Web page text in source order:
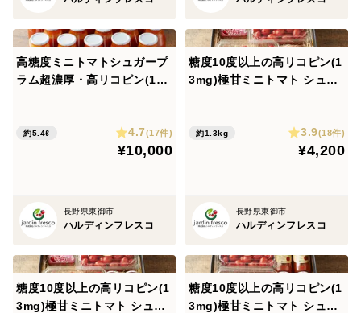
（注）ジュースに加工する際、シュガープラムは糖度が
高過ぎPh値の調整をしなければいけない為、やむなく
酸味料（クエン酸）を使用する場合がございます。
こだわりの「完熟採り」
収穫する「完熟採り」にこだわっています。
最大限に引き出され、濃厚な味わいをお楽しみいただけ
ます。
高糖度ミニトマトシュガープ
ラム超濃厚・高リコピン(18.
0047)
約5.4ℓ 4.7(17件)
¥10,000
長野県東御市
ハルディンフレスコ
糖度10度以上の高リコピン(1
3mg)極甘ミニトマト シュガ
約1.3kg 3.9(18件)
¥4,200
長野県東御市
ハルディンフレスコ
糖度10度以上の高リコピン(1
3mg)極甘ミニトマト シュガ
糖度10度以上の高リコピン(1
3mg)極甘ミニトマト シュガ